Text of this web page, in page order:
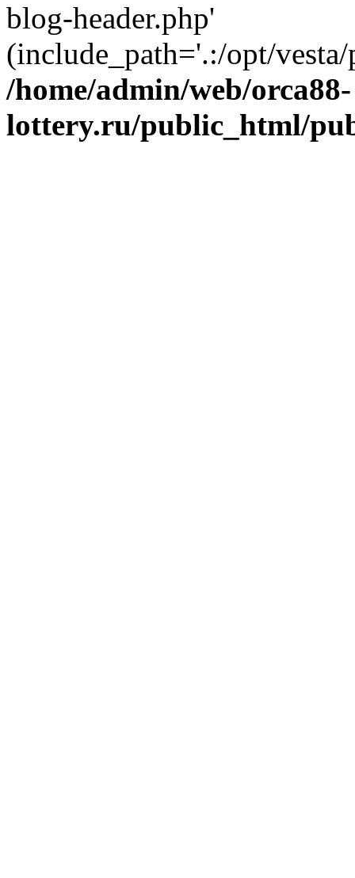
blog-header.php'
(include_path='.:/opt/
/home/admin/web/orca88-
lottery.ru/public_html/